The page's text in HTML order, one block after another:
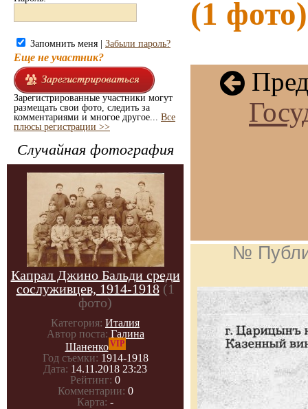
Запомнить меня | Забыли пароль?
Еще не участник?
Зарегистрированные участники могут
размещать свои фото, следить за
комментариями и многое другое... Все
плюсы регистрации >>
Случайная фотография
Капрал Джино Бальди среди
сослуживцев, 1914-1918 (1
фото)
Категория: Италия
Автор поста: Галина
ШаненкоVIP
Год съемки: 1914-1918
Дата: 14.11.2018 23:23
Рейтинг: 0
Комментарии: 0
Карта: -
(1 фото)
№